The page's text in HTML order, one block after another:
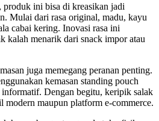
produk ini bisa di kreasikan jadi
Mulai dari rasa original, madu, kayu
cabai kering. Inovasi rasa ini
kalah menarik dari snack impor atau
juga memegang peranan penting.
kemasan standing pouch
Dengan begitu, keripik salak
modern maupun platform e-commerce.